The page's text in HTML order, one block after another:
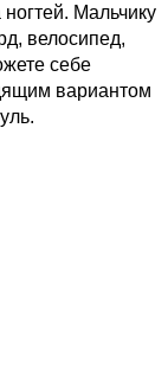
Мальчику
велосипед,
себе
вариантом